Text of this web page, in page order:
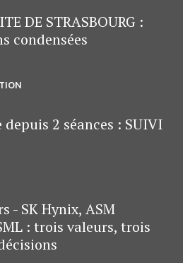
DE STRASBOURG :
condensées
2 séances : SUIVI
- SK Hynix, ASM
: trois valeurs, trois